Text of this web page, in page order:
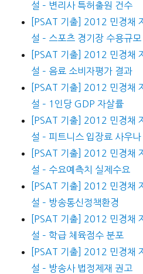
설 – 변리사 특허출원 건수
[PSAT 기출] 2012 민경채
설 – 스포츠 경기장 수용규모
[PSAT 기출] 2012 민경채
설 – 음료 소비자평가 결과
[PSAT 기출] 2012 민경채
설 – 1인당 GDP 자살률
[PSAT 기출] 2012 민경채
설 – 피트니스 입장료 사우나
[PSAT 기출] 2012 민경채
설 – 수요예측치 실제수요
[PSAT 기출] 2012 민경채
설 – 방송통신정책환경
[PSAT 기출] 2012 민경채
설 – 학급 체육점수 분포
[PSAT 기출] 2012 민경채
설 – 방송사 법정제재 권고